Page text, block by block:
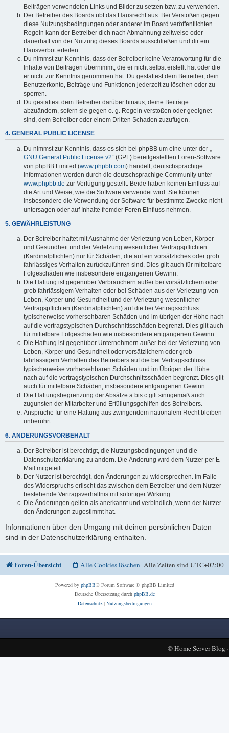
Beiträgen verwendeten Links und Bilder zu setzen bzw. zu verwenden.
Der Betreiber des Boards übt das Hausrecht aus. Bei Verstößen gegen
diese Nutzungsbedingungen oder anderer im Board veröffentlichten
Regeln kann der Betreiber dich nach Abmahnung zeitweise oder
dauerhaft von der Nutzung dieses Boards ausschließen und dir ein
Hausverbot erteilen.
Du nimmst zur Kenntnis, dass der Betreiber keine Verantwortung für die
Inhalte von Beiträgen übernimmt, die er nicht selbst erstellt hat oder die
er nicht zur Kenntnis genommen hat. Du gestattest dem Betreiber, dein
Benutzerkonto, Beiträge und Funktionen jederzeit zu löschen oder zu
sperren.
Du gestattest dem Betreiber darüber hinaus, deine Beiträge
abzuändern, sofern sie gegen o. g. Regeln verstoßen oder geeignet
sind, dem Betreiber oder einem Dritten Schaden zuzufügen.
4. GENERAL PUBLIC LICENSE
Du nimmst zur Kenntnis, dass es sich bei phpBB um eine unter der „
GNU General Public License v2“ (GPL) bereitgestellten Foren-Software
von phpBB Limited (www.phpbb.com) handelt; deutschsprachige
Informationen werden durch die deutschsprachige Community unter
www.phpbb.de zur Verfügung gestellt. Beide haben keinen Einfluss auf
die Art und Weise, wie die Software verwendet wird. Sie können
insbesondere die Verwendung der Software für bestimmte Zwecke nicht
untersagen oder auf Inhalte fremder Foren Einfluss nehmen.
5. GEWÄHRLEISTUNG
Der Betreiber haftet mit Ausnahme der Verletzung von Leben, Körper
und Gesundheit und der Verletzung wesentlicher Vertragspflichten
(Kardinalpflichten) nur für Schäden, die auf ein vorsätzliches oder grob
fahrlässiges Verhalten zurückzuführen sind. Dies gilt auch für mittelbare
Folgeschäden wie insbesondere entgangenen Gewinn.
Die Haftung ist gegenüber Verbrauchern außer bei vorsätzlichem oder
grob fahrlässigem Verhalten oder bei Schäden aus der Verletzung von
Leben, Körper und Gesundheit und der Verletzung wesentlicher
Vertragspflichten (Kardinalpflichten) auf die bei Vertragsschluss
typischerweise vorhersehbaren Schäden und im übrigen der Höhe nach
auf die vertragstypischen Durchschnittsschäden begrenzt. Dies gilt auch
für mittelbare Folgeschäden wie insbesondere entgangenen Gewinn.
Die Haftung ist gegenüber Unternehmern außer bei der Verletzung von
Leben, Körper und Gesundheit oder vorsätzlichem oder grob
fahrlässigem Verhalten des Betreibers auf die bei Vertragsschluss
typischerweise vorhersehbaren Schäden und im Übrigen der Höhe
nach auf die vertragstypischen Durchschnittsschäden begrenzt. Dies gilt
auch für mittelbare Schäden, insbesondere entgangenen Gewinn.
Die Haftungsbegrenzung der Absätze a bis c gilt sinngemäß auch
zugunsten der Mitarbeiter und Erfüllungsgehilfen des Betreibers.
Ansprüche für eine Haftung aus zwingendem nationalem Recht bleiben
unberührt.
6. ÄNDERUNGSVORBEHALT
Der Betreiber ist berechtigt, die Nutzungsbedingungen und die
Datenschutzerklärung zu ändern. Die Änderung wird dem Nutzer per E-
Mail mitgeteilt.
Der Nutzer ist berechtigt, den Änderungen zu widersprechen. Im Falle
des Widerspruchs erlischt das zwischen dem Betreiber und dem Nutzer
bestehende Vertragsverhältnis mit sofortiger Wirkung.
Die Änderungen gelten als anerkannt und verbindlich, wenn der Nutzer
den Änderungen zugestimmt hat.
Informationen über den Umgang mit deinen persönlichen Daten
sind in der Datenschutzerklärung enthalten.
Foren-Übersicht Alle Zeiten sindUTC+02:00
Alle Cookies löschen
Powered by phpBB® Forum Software © phpBB Limited
Deutsche Übersetzung durch phpBB.de
Datenschutz| Nutzungsbedingungen
©Home Server Blog